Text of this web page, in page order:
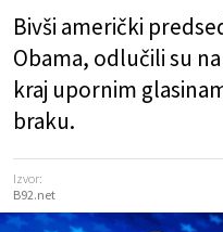
Bivši američki
Obama, odlučili su
kraj upornim
braku.
Izvor:
B92.net